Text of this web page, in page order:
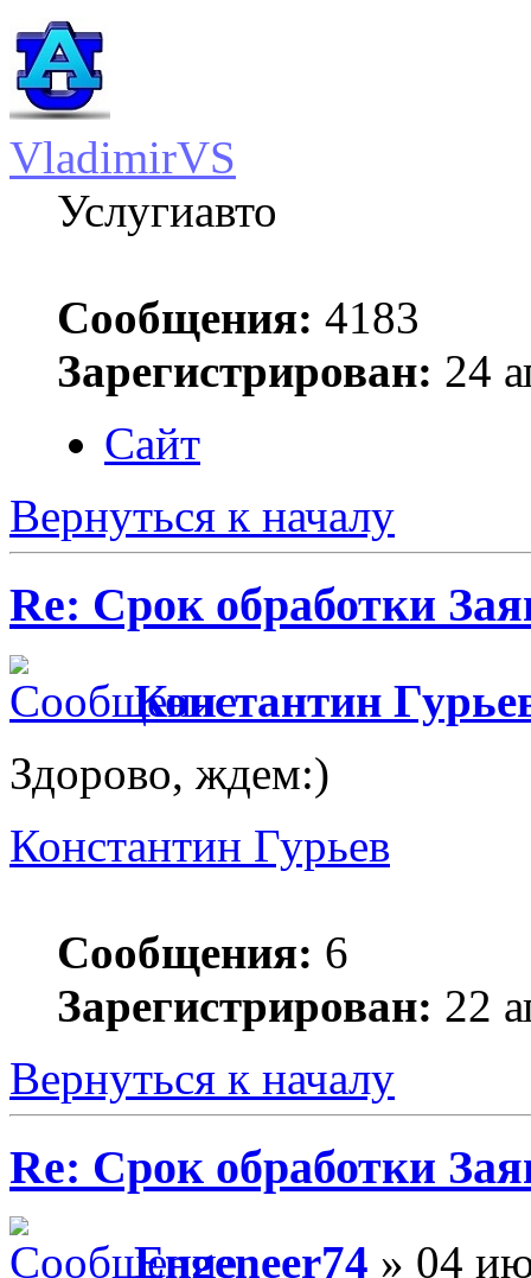
VladimirVS
Услугиавто
Сообщения: 4183
Зарегистрирован: 24
Сайт
Вернуться к началу
Re: Срок обработки
Константин
Здорово, ждем:)
Константин Гурьев
Сообщения: 6
Зарегистрирован: 22
Вернуться к началу
Re: Срок обработки
Engeneer74 » 04